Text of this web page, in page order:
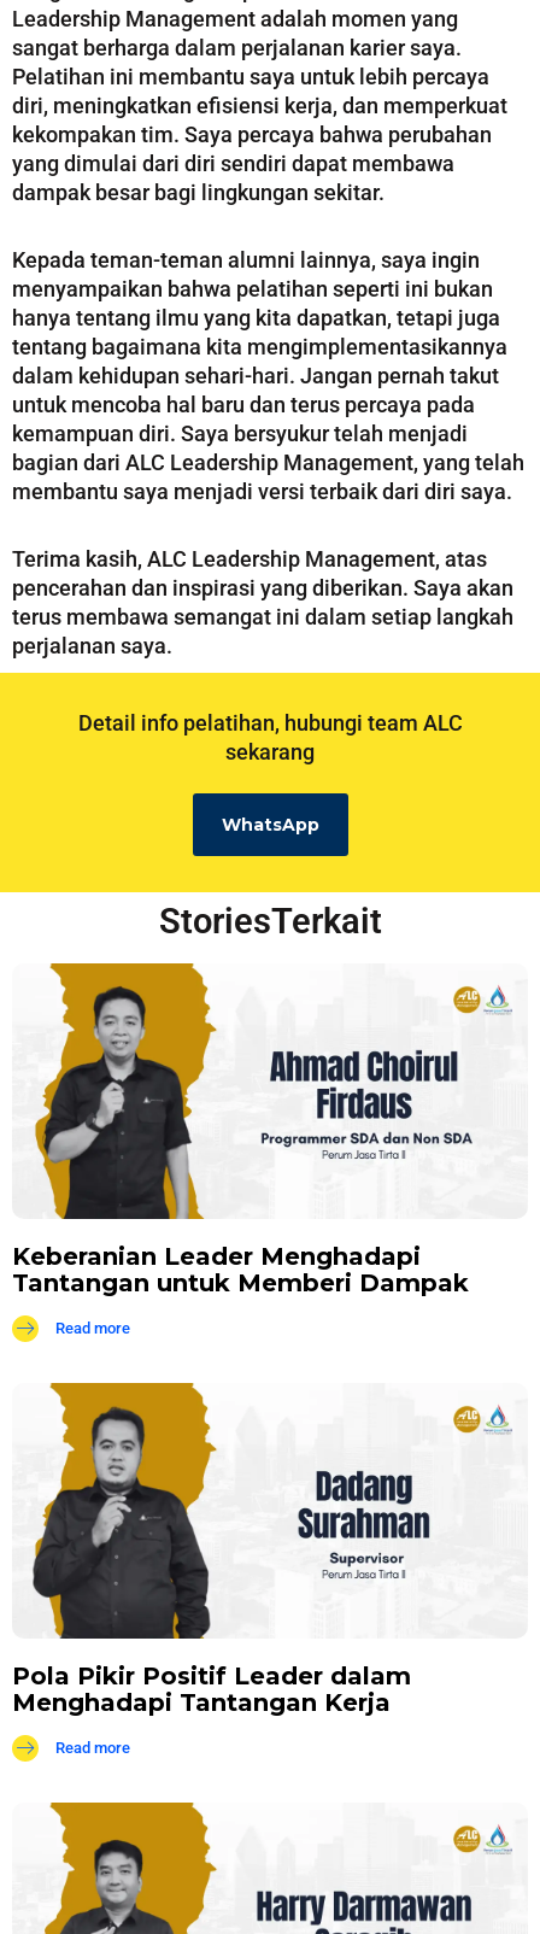
Leadership Management adalah momen yang
sangat berharga dalam perjalanan karier saya.
Pelatihan ini membantu saya untuk lebih percaya
diri, meningkatkan efisiensi kerja, dan memperkuat
kekompakan tim. Saya percaya bahwa perubahan
yang dimulai dari diri sendiri dapat membawa
dampak besar bagi lingkungan sekitar.
Kepada teman-teman alumni lainnya, saya ingin
menyampaikan bahwa pelatihan seperti ini bukan
hanya tentang ilmu yang kita dapatkan, tetapi juga
tentang bagaimana kita mengimplementasikannya
dalam kehidupan sehari-hari. Jangan pernah takut
untuk mencoba hal baru dan terus percaya pada
kemampuan diri. Saya bersyukur telah menjadi
bagian dari ALC Leadership Management, yang telah
membantu saya menjadi versi terbaik dari diri saya.
Terima kasih, ALC Leadership Management, atas
pencerahan dan inspirasi yang diberikan. Saya akan
terus membawa semangat ini dalam setiap langkah
perjalanan saya.
Detail info pelatihan, hubungi team ALC
sekarang
WhatsApp
StoriesTerkait
Keberanian Leader Menghadapi
Tantangan untuk Memberi Dampak
Read more
Pola Pikir Positif Leader dalam
Menghadapi Tantangan Kerja
Read more